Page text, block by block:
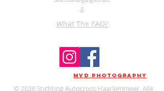
s
What The FAQ?
MVD PHOTOGRAPHY
© 2026 Stichting Autocross Haarlemmeer. Alle